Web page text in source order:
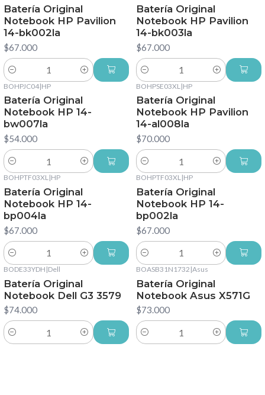
Batería Original
Notebook HP Pavilion
14-bk002la
$67.000
Cantidad
Batería Original
Notebook HP Pavilion
14-bk003la
$67.000
Cantidad
BOHPJC04|HP
Batería Original
Notebook HP 14-
bw007la
$54.000
Cantidad
BOHPSE03XL |HP
Batería Original
Notebook HP Pavilion
14-al008la
$70.000
Cantidad
BOHPTF03XL|HP
Batería Original
Notebook HP 14-
bp004la
$67.000
Cantidad
BOHPTF03XL|HP
Batería Original
Notebook HP 14-
bp002la
$67.000
Cantidad
BODE33YDH |Dell
Batería Original
Notebook Dell G3 3579
$74.000
Cantidad
BOASB31N1732 |Asus
Batería Original
Notebook Asus X571G
$73.000
Cantidad